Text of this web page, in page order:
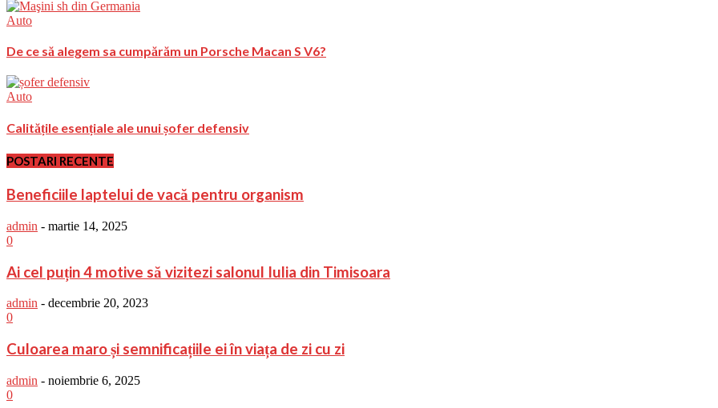
Auto
De ce să alegem sa cumpărăm un Porsche Macan S V6?
Auto
Calitățile esențiale ale unui șofer defensiv
POSTARI RECENTE
Beneficiile laptelui de vacă pentru organism
admin - martie 14, 2025
0
Ai cel puțin 4 motive să vizitezi salonul Iulia din Timisoara
admin - decembrie 20, 2023
0
Culoarea maro și semnificațiile ei în viața de zi cu zi
admin - noiembrie 6, 2025
0